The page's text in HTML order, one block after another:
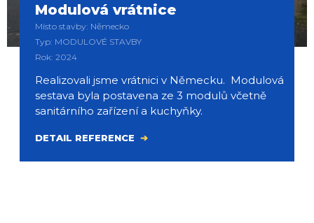
Modulová vrátnice
Místo stavby: Německo
Typ: MODULOVÉ STAVBY
Rok: 2024
Realizovali jsme vrátnici v Německu. Modulová
sestava byla postavena ze 3 modulů včetně
sanitárního zařízení a kuchyňky.
DETAIL REFERENCE